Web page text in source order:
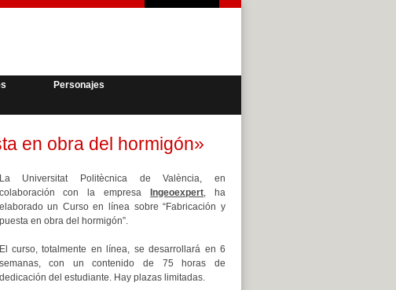
Personajes
en obra del hormigón»
La Universitat Politècnica de València, en
colaboración con la empresa
Ingeoexpert, ha
elaborado un Curso en línea sobre “Fabricación y
puesta en obra del hormigón”.
El curso, totalmente en línea, se desarrollará en 6
semanas, con un contenido de 75 horas de
dedicación del estudiante. Hay plazas limitadas.